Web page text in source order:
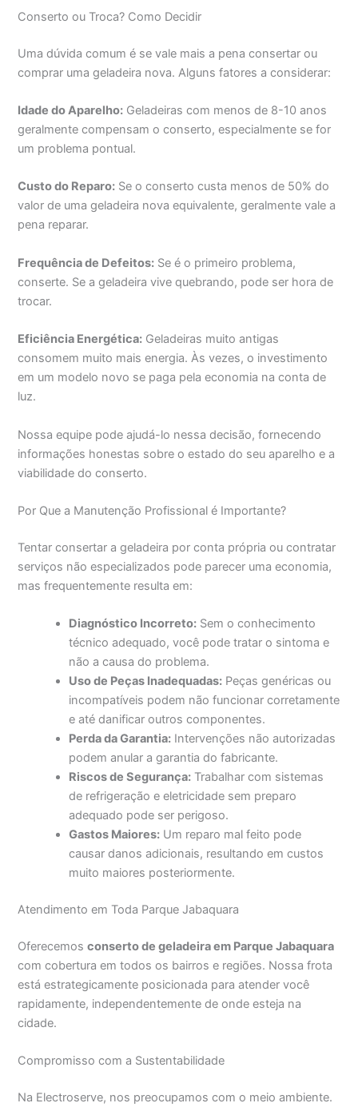
Conserto ou Troca? Como Decidir
Uma dúvida comum é se vale mais a pena consertar ou
comprar uma geladeira nova. Alguns fatores a considerar:
Idade do Aparelho: Geladeiras com menos de 8-10 anos
geralmente compensam o conserto, especialmente se for
um problema pontual.
Custo do Reparo: Se o conserto custa menos de 50% do
valor de uma geladeira nova equivalente, geralmente vale a
pena reparar.
Frequência de Defeitos: Se é o primeiro problema,
conserte. Se a geladeira vive quebrando, pode ser hora de
trocar.
Eficiência Energética: Geladeiras muito antigas
consomem muito mais energia. Às vezes, o investimento
em um modelo novo se paga pela economia na conta de
luz.
Nossa equipe pode ajudá-lo nessa decisão, fornecendo
informações honestas sobre o estado do seu aparelho e a
viabilidade do conserto.
Por Que a Manutenção Profissional é Importante?
Tentar consertar a geladeira por conta própria ou contratar
serviços não especializados pode parecer uma economia,
mas frequentemente resulta em:
Diagnóstico Incorreto: Sem o conhecimento
técnico adequado, você pode tratar o sintoma e
não a causa do problema.
Uso de Peças Inadequadas: Peças genéricas ou
incompatíveis podem não funcionar corretamente
e até danificar outros componentes.
Perda da Garantia: Intervenções não autorizadas
podem anular a garantia do fabricante.
Riscos de Segurança: Trabalhar com sistemas
de refrigeração e eletricidade sem preparo
adequado pode ser perigoso.
Gastos Maiores: Um reparo mal feito pode
causar danos adicionais, resultando em custos
muito maiores posteriormente.
Atendimento em Toda Parque Jabaquara
Oferecemosconserto de geladeira em Parque Jabaquara
com cobertura em todos os bairros e regiões. Nossa frota
está estrategicamente posicionada para atender você
rapidamente, independentemente de onde esteja na
cidade.
Compromisso com a Sustentabilidade
Na Electroserve, nos preocupamos com o meio ambiente.